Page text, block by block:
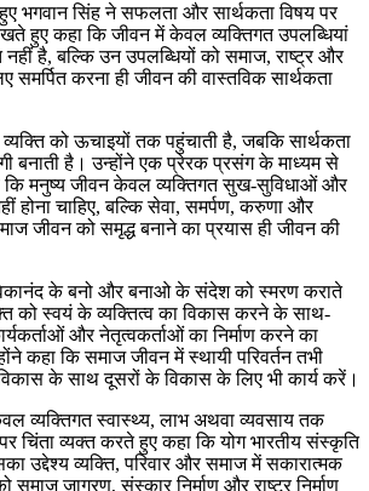
भगवान सिंह ने सफलता और सार्थकता विषय पर
हुए कहा कि जीवन में केवल व्यक्तिगत उपलब्धियां
नहीं है, बल्कि उन उपलब्धियों को समाज, राष्ट्र और
समर्पित करना ही जीवन की वास्तविक सार्थकता
को ऊचाइयों तक पहुंचाती है, जबकि सार्थकता
बनाती है। उन्होंने एक प्रेरक प्रसंग के माध्यम से
कि मनुष्य जीवन केवल व्यक्तिगत सुख-सुविधाओं और
होना चाहिए, बल्कि सेवा, समर्पण, करुणा और
जीवन को समृद्ध बनाने का प्रयास ही जीवन की
के बनो और बनाओ के संदेश को स्मरण कराते
को स्वयं के व्यक्तित्व का विकास करने के साथ-
और नेतृत्वकर्ताओं का निर्माण करने का
कहा कि समाज जीवन में स्थायी परिवर्तन तभी
के साथ दूसरों के विकास के लिए भी कार्य करें।
व्यक्तिगत स्वास्थ्य, लाभ अथवा व्यवसाय तक
चिंता व्यक्त करते हुए कहा कि योग भारतीय संस्कृति
उद्देश्य व्यक्ति, परिवार और समाज में सकारात्मक
समाज जागरण, संस्कार निर्माण और राष्ट्र निर्माण